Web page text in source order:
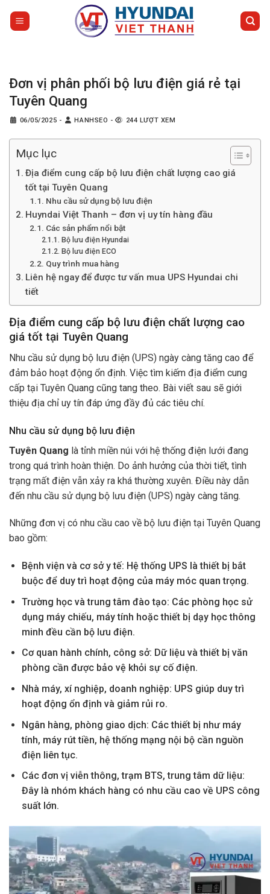
Đơn vị phân phối bộ lưu điện giá rẻ tại
Tuyên Quang
06/05/2025 - HANHSEO - 244 LƯỢT XEM
Mục lục
Địa điểm cung cấp bộ lưu điện chất lượng cao giá
tốt tại Tuyên Quang
Nhu cầu sử dụng bộ lưu điện
Huyndai Việt Thanh – đơn vị uy tín hàng đầu
Các sản phẩm nổi bật
Bộ lưu điện Hyundai
Bộ lưu điện ECO
Quy trình mua hàng
Liên hệ ngay để được tư vấn mua UPS Hyundai chi
tiết
Địa điểm cung cấp bộ lưu điện chất lượng cao
giá tốt tại Tuyên Quang
Nhu cầu sử dụng bộ lưu điện (UPS) ngày càng tăng cao để
đảm bảo hoạt động ổn định. Việc tìm kiếm địa điểm cung
cấp tại Tuyên Quang cũng tang theo. Bài viết sau sẽ giới
thiệu địa chỉ uy tín đáp ứng đầy đủ các tiêu chí.
Nhu cầu sử dụng bộ lưu điện
Tuyên Quang là tỉnh miền núi với hệ thống điện lưới đang
trong quá trình hoàn thiện. Do ảnh hưởng của thời tiết, tình
trạng mất điện vẫn xảy ra khá thường xuyên. Điều này dẫn
đến nhu cầu sử dụng bộ lưu điện (UPS) ngày càng tăng.
Những đơn vị có nhu cầu cao về bộ lưu điện tại Tuyên Quang
bao gồm:
Bệnh viện và cơ sở y tế: Hệ thống UPS là thiết bị bắt
buộc để duy trì hoạt động của máy móc quan trọng.
Trường học và trung tâm đào tạo: Các phòng học sử
dụng máy chiếu, máy tính hoặc thiết bị dạy học thông
minh đều cần bộ lưu điện.
Cơ quan hành chính, công sở: Dữ liệu và thiết bị văn
phòng cần được bảo vệ khỏi sự cố điện.
Nhà máy, xí nghiệp, doanh nghiệp: UPS giúp duy trì
hoạt động ổn định và giảm rủi ro.
Ngân hàng, phòng giao dịch: Các thiết bị như máy
tính, máy rút tiền, hệ thống mạng nội bộ cần nguồn
điện liên tục.
Các đơn vị viễn thông, trạm BTS, trung tâm dữ liệu:
Đây là nhóm khách hàng có nhu cầu cao về UPS công
suất lớn.